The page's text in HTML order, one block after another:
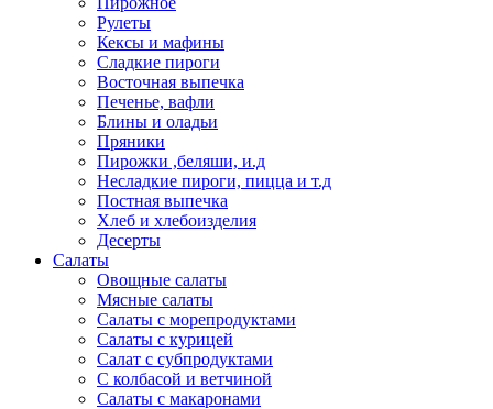
Рулеты
Кексы и мафины
Сладкие пироги
Восточная выпечка
Печенье, вафли
Блины и оладьи
Пряники
Пирожки ,беляши, и.д
Несладкие пироги, пицца и т.д
Постная выпечка
Хлеб и хлебоизделия
Десерты
Салаты
Овощные салаты
Мясные салаты
Салаты с морепродуктами
Салаты с курицей
Салат с субпродуктами
С колбасой и ветчиной
Салаты с макаронами